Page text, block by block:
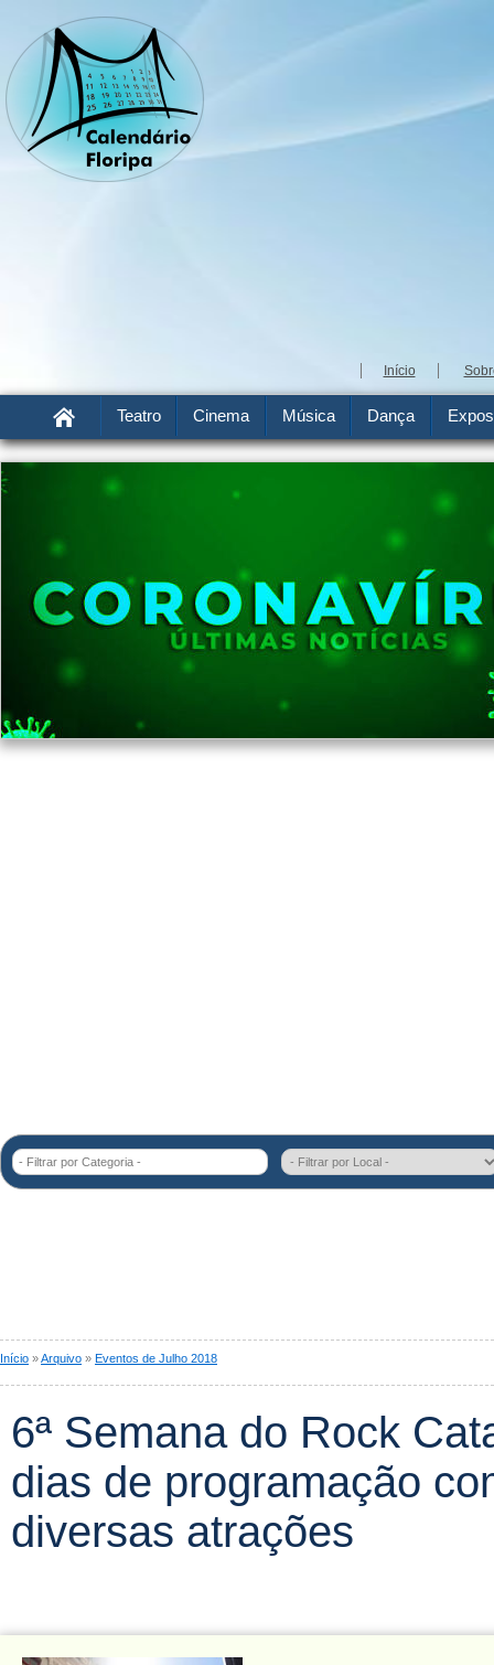
Início
Teatro Cinema Música Dança
- Filtrar por Categoria -
Início »Arquivo » Eventos de Julho 2018
6ª Semana do Rock
dias de programação
diversas atrações